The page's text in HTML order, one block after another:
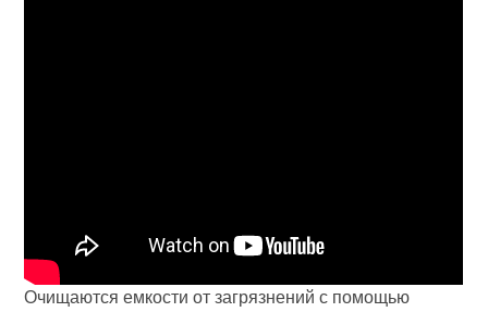
Очищаются емкости от загрязнений с помощью